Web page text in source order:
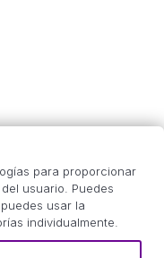
para proporcionar
usuario. Puedes
usar la
individualmente.